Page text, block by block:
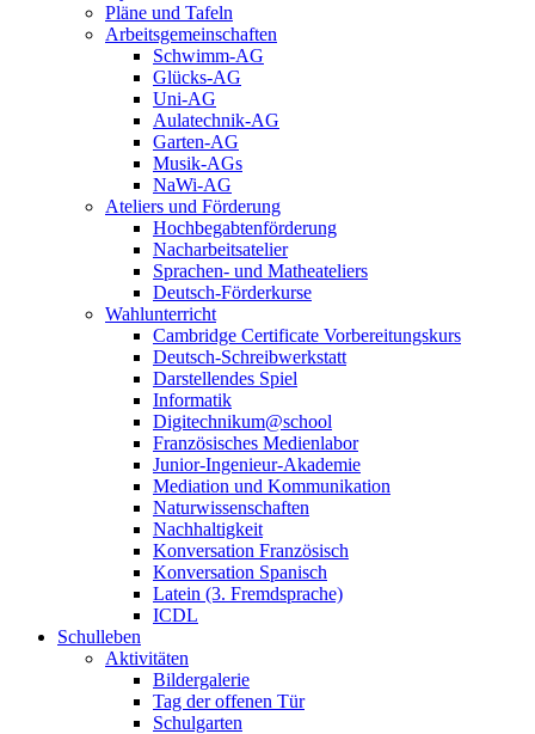
Pläne und Tafeln
Arbeitsgemeinschaften
Schwimm-AG
Glücks-AG
Uni-AG
Aulatechnik-AG
Garten-AG
Musik-AGs
NaWi-AG
Ateliers und Förderung
Hochbegabtenförderung
Nacharbeitsatelier
Sprachen- und Matheateliers
Deutsch-Förderkurse
Wahlunterricht
Cambridge Certificate Vorbereitungskurs
Deutsch-Schreibwerkstatt
Darstellendes Spiel
Informatik
Digitechnikum@school
Französisches Medienlabor
Junior-Ingenieur-Akademie
Mediation und Kommunikation
Naturwissenschaften
Nachhaltigkeit
Konversation Französisch
Konversation Spanisch
Latein (3. Fremdsprache)
ICDL
Schulleben
Aktivitäten
Bildergalerie
Tag der offenen Tür
Schulgarten